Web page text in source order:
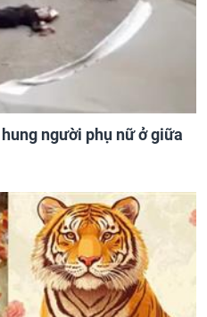
người phụ nữ ở giữa